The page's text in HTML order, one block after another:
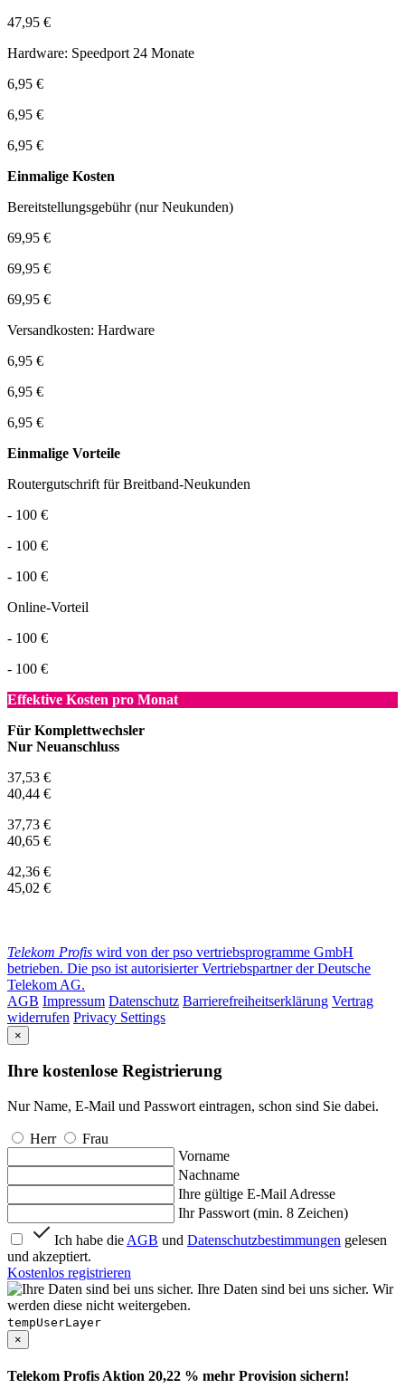
47,95 €
Hardware: Speedport 24 Monate
6,95 €
6,95 €
6,95 €
Einmalige Kosten
Bereitstellungsgebühr (nur Neukunden)
69,95 €
69,95 €
69,95 €
Versandkosten: Hardware
6,95 €
6,95 €
6,95 €
Einmalige Vorteile
Routergutschrift für Breitband-Neukunden
- 100 €
- 100 €
- 100 €
Online-Vorteil
- 100 €
- 100 €
Effektive Kosten pro Monat
Für Komplettwechsler
Nur Neuanschluss
37,53 €
40,44 €
37,73 €
40,65 €
42,36 €
45,02 €
Telekom Profis wird von der pso vertriebsprogramme GmbH
betrieben. Die pso ist autorisierter Vertriebspartner der Deutsche
Telekom AG.
AGB Impressum Datenschutz Barrierefreiheitserklärung Vertrag
widerrufen Privacy Settings
×
Ihre kostenlose Registrierung
Nur Name, E-Mail und Passwort eintragen, schon sind Sie dabei.
Herr
Frau
Vorname
Nachname
Ihre gültige E-Mail Adresse
Ihr Passwort (min. 8 Zeichen)
Ich habe die AGB und Datenschutzbestimmungen gelesen
und akzeptiert.
Kostenlos registrieren
Ihre Daten sind bei uns sicher. Wir
werden diese nicht weitergeben.
tempUserLayer
×
Telekom Profis Aktion 20,22 % mehr Provision sichern!